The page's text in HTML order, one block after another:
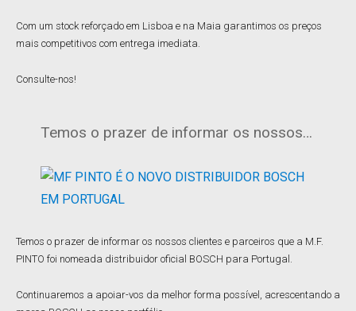
Com um stock reforçado em Lisboa e na Maia garantimos os preços
mais competitivos com entrega imediata.
Consulte-nos!
Temos o prazer de informar os nossos…
Temos o prazer de informar os nossos clientes e parceiros que a M.F.
PINTO foi nomeada distribuidor oficial BOSCH para Portugal.
Continuaremos a apoiar-vos da melhor forma possível, acrescentando a